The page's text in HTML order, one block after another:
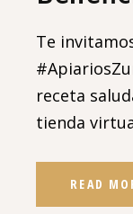
Te
receta
tienda
READ